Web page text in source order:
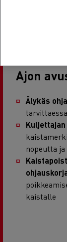
Ajon
Älykäs
nopeutta
kaistalle